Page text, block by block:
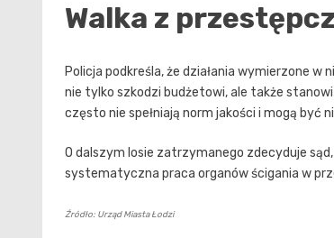
Walka z
Policja podkreśla, że działania wymierzone
nie tylko szkodzi budżetowi, ale także
często nie spełniają norm jakości i mogą być
O dalszym losie zatrzymanego zdecyduje
systematyczna praca organów ścigania w
Źródło: Urząd Miasta Łodzi